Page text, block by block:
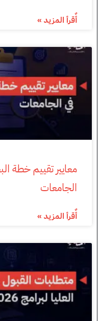
أٌقرأ المزيد »
الجامعات
أٌقرأ المزيد »